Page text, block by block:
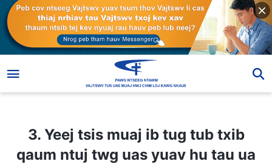
3. Yeej tsis muaj ib tug tub txib
qaum ntuj twg uas yuav hu tau ua